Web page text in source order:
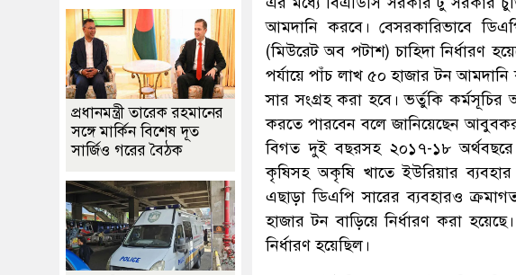
আমদানি করবে। বেসরকারিভাবে
(মিউরেট অব পটাশ) চাহিদা নির্ধারণ
পর্যায়ে পাঁচ লাখ ৫০ হাজার টন
সার সংগ্রহ করা হবে। ভর্তুকি
করতে পারবেন বলে জানিয়েছেন আবুবকর
বিগত দুই বছরসহ ২০১৭-১৮ অর্থবছরে
কৃষিসহ অকৃষি খাতে ইউরিয়ার
এছাড়া ডিএপি সারের ব্যবহারও
হাজার টন বাড়িয়ে নির্ধারণ করা
নির্ধারণ হয়েছিল।
প্রধানমন্ত্রী তারেক রহমানের
সঙ্গে মার্কিন বিশেষ দূত
সার্জিও গরের বৈঠক